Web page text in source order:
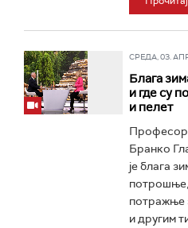
СРЕДА, 03.
Блага
и где су
и пелет
Професор
Бранко
је блага
потражње
и другим